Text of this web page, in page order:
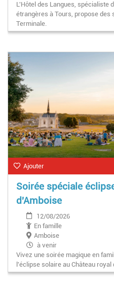
L'Hôtel des Langues, spécialiste
étrangères à Tours, propose des
Terminale.
Ajouter
Soirée spéciale
d'Amboise
12/08/2026
En famille
Amboise
à venir
Vivez une soirée magique en
l'éclipse solaire au Château royal